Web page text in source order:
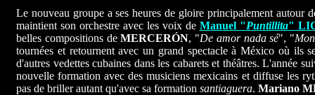
Le nouveau groupe a ses heures de gloire principalement autour
maintient son orchestre avec les voix de Manuel "Puntillita"
belles compositions deMERCERÓN, "De amor nada sé", "
tournées et retournent avec un grand spectacle à México où ils
d'autres vedettes cubaines dans les cabarets et théâtres. L'année
nouvelle formation avec des musiciens mexicains et diffuse les
pas de briller autant qu'avec sa formation santiaguera. Mariano